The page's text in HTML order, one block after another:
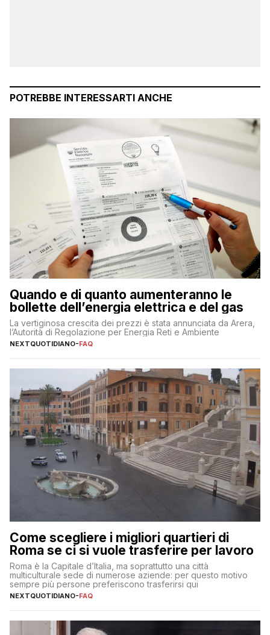
POTREBBE INTERESSARTI ANCHE
Quando e di quanto aumenteranno le
bollette dell’energia elettrica e del gas
La vertiginosa crescita dei prezzi è stata annunciata da Arera,
l’Autorità di Regolazione per Energia Reti e Ambiente
NEXTQUOTIDIANO-FAQ
Come scegliere i migliori quartieri di
Roma se ci si vuole trasferire per lavoro
Roma è la Capitale d’Italia, ma soprattutto una città
multiculturale sede di numerose aziende: per questo motivo
sempre più persone preferiscono trasferirsi qui
NEXTQUOTIDIANO-FAQ